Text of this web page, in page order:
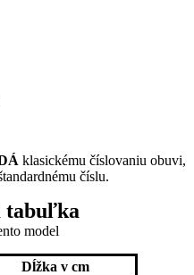
klasickému číslovaniu obuvi,
číslu.
tabuľka
model
Dĺžka v cm